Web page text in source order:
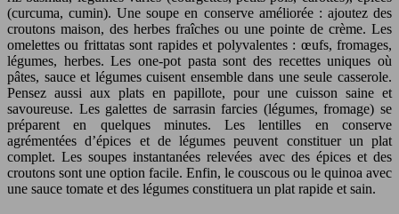
(curcuma, cumin). Une soupe en conserve améliorée : ajoutez des
croutons maison, des herbes fraîches ou une pointe de crème. Les
omelettes ou frittatas sont rapides et polyvalentes : œufs, fromages,
légumes, herbes. Les one-pot pasta sont des recettes uniques où
pâtes, sauce et légumes cuisent ensemble dans une seule casserole.
Pensez aussi aux plats en papillote, pour une cuisson saine et
savoureuse. Les galettes de sarrasin farcies (légumes, fromage) se
préparent en quelques minutes. Les lentilles en conserve
agrémentées d’épices et de légumes peuvent constituer un plat
complet. Les soupes instantanées relevées avec des épices et des
croutons sont une option facile. Enfin, le couscous ou le quinoa avec
une sauce tomate et des légumes constituera un plat rapide et sain.